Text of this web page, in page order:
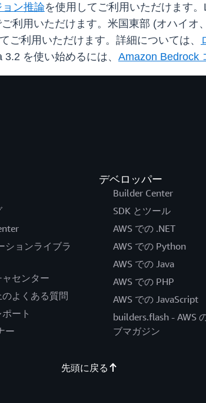
ン推論を使用してご利用いただけます
利用いただけます。米国東部 (オハイ
ご利用いただけます。詳細については、
を使い始めるには、 Amazon Bedrock
ションライブラ
センター
よくある質問
ート
ー
デベロッパー
Builder Center
SDK とツール
AWS での .NET
AWS での Python
AWS での Java
AWS での PHP
AWS での JavaScript
builders.flash - AWS
ブマガジン
先頭に戻る